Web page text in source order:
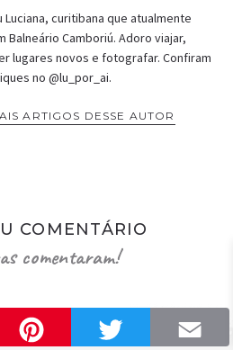
Luciana, curitibana que atualmente
Balneário Camboriú. Adoro viajar,
lugares novos e fotografar. Confiram
no @lu_por_ai.
ARTIGOS DESSE AUTOR
COMENTÁRIO
comentaram!
Facebook